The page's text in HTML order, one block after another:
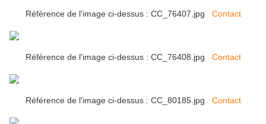
Référence de l'image ci-dessus : CC_76407.jpg Contact
Référence de l'image ci-dessus : CC_76408.jpg Contact
Référence de l'image ci-dessus : CC_80185.jpg Contact